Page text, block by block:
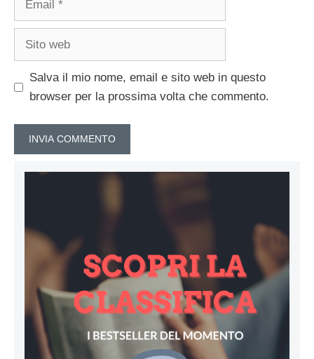
Sito
Salva il mio nome, email e sito web in questo
browser per la prossima volta che commento.